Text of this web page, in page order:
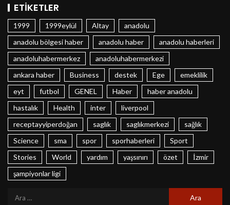
ETIKETLER
1999 1999eylül Altay
anadolu
anadolu bölgesi haber
anadolu haber
anadolu haberleri
anadoluhabermerkez
anadoluhabermerkezi
ankara haber
Business destek Ege
emeklilik
eyt
futbol GENEL Haber
haber anadolu
hastalık
Health inter
liverpool
receptayyiperdoğan
saglık saglıkmerkezi
sağlık
Science
sma spor sporhaberleri
Sport
Stories
World yardım yaşsınırı özet
İzmir
şampiyonlar ligi